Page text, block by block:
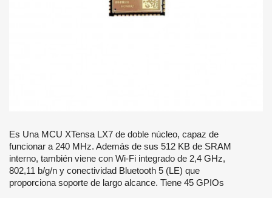
Es Una MCU XTensa LX7 de doble núcleo, capaz de
funcionar a 240 MHz. Además de sus 512 KB de SRAM
interno, también viene con Wi-Fi integrado de 2,4 GHz,
802,11 b/g/n y conectividad Bluetooth 5 (LE) que
proporciona soporte de largo alcance. Tiene 45 GPIOs